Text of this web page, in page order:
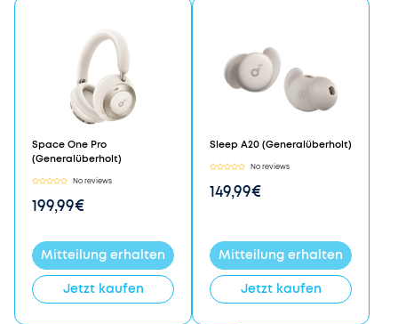
Space One Pro
(Generalüberholt)
No reviews
199,99€
Mitteilung erhalten
Jetzt kaufen
Sleep A20 (Generalüberholt)
No reviews
149,99€
Mitteilung erhalten
Jetzt kaufen